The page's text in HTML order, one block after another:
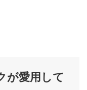
が愛用して